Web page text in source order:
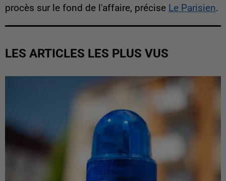
procès sur le fond de l'affaire, précise Le Parisien.
LES ARTICLES LES PLUS VUS